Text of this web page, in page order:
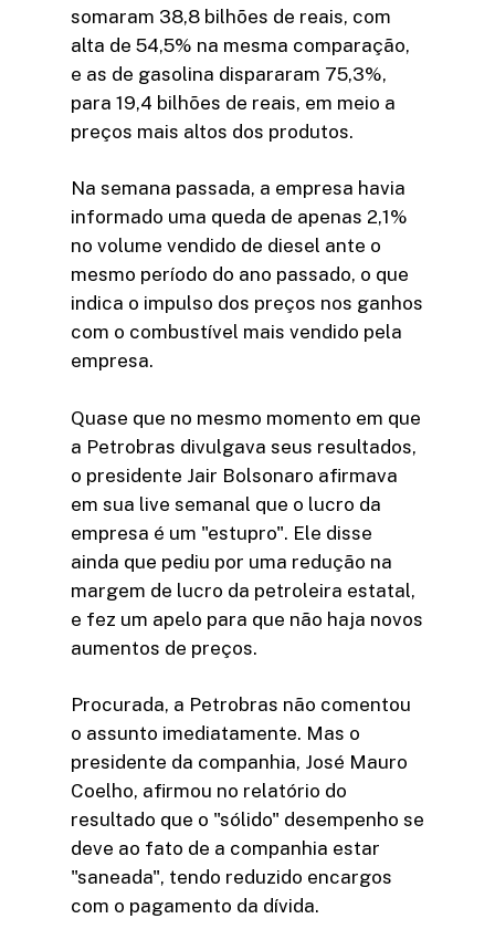
somaram 38,8 bilhões de reais, com
alta de 54,5% na mesma comparação,
e as de gasolina dispararam 75,3%,
para 19,4 bilhões de reais, em meio a
preços mais altos dos produtos.
Na semana passada, a empresa havia
informado uma queda de apenas 2,1%
no volume vendido de diesel ante o
mesmo período do ano passado, o que
indica o impulso dos preços nos ganhos
com o combustível mais vendido pela
empresa.
Quase que no mesmo momento em que
a Petrobras divulgava seus resultados,
o presidente Jair Bolsonaro afirmava
em sua live semanal que o lucro da
empresa é um "estupro". Ele disse
ainda que pediu por uma redução na
margem de lucro da petroleira estatal,
e fez um apelo para que não haja novos
aumentos de preços.
Procurada, a Petrobras não comentou
o assunto imediatamente. Mas o
presidente da companhia, José Mauro
Coelho, afirmou no relatório do
resultado que o "sólido" desempenho se
deve ao fato de a companhia estar
"saneada", tendo reduzido encargos
com o pagamento da dívida.